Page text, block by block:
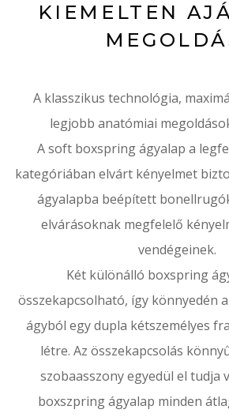
KIEMELTEN
A klasszikus technológia,
legjobb anatómiai
A soft boxspring ágyalap a
kategóriában elvárt kényelmet
ágyalapba beépített
elvárásoknak megfelelő
vendégeinek.
Két különálló boxspring
összekapcsolható, így könnyedén
ágyból egy dupla kétszemélyes
létre. Az összekapcsolás
szobaasszony egyedül el tudja
boxszpring ágyalap minden